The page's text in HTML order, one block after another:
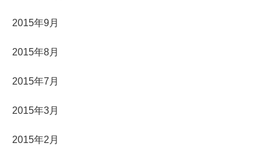
2015年9月
2015年8月
2015年7月
2015年3月
2015年2月